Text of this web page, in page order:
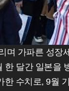
며 가파른 성장
한 달간 일본을
한 수치로, 9월